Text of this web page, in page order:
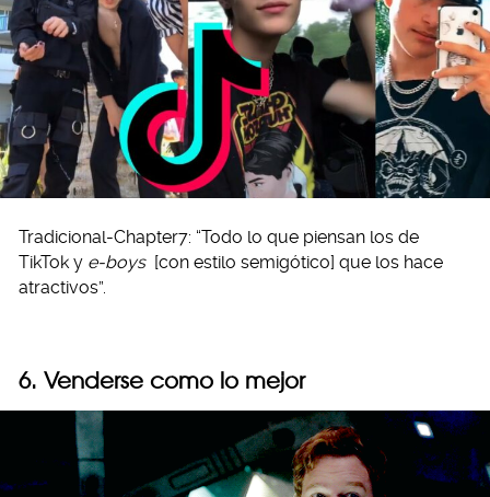
Tradicional-Chapter7: “Todo lo que piensan los de
TikTok y e-boys [con estilo semigótico] que los hace
atractivos”.
6. Venderse como lo mejor